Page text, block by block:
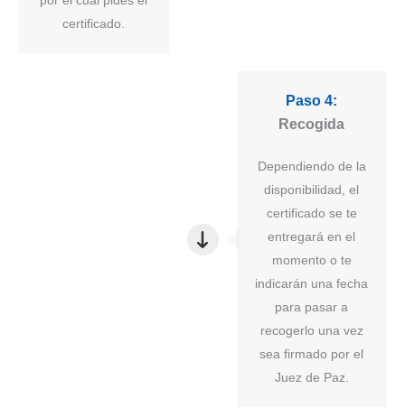
certificado.
Paso 4:
Recogida
Dependiendo de la
disponibilidad, el
certificado se te
entregará en el
momento o te
indicarán una fecha
para pasar a
recogerlo una vez
sea firmado por el
Juez de Paz.